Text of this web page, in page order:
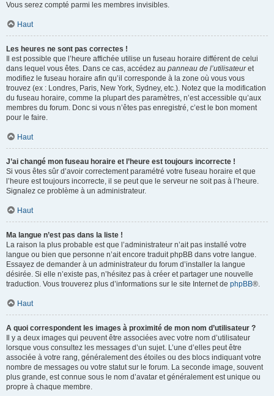
Vous serez compté parmi les membres invisibles.
Haut
Les heures ne sont pas correctes !
Il est possible que l’heure affichée utilise un fuseau horaire différent de celui
dans lequel vous êtes. Dans ce cas, accédez au panneau de l’utilisateuret
modifiez le fuseau horaire afin qu’il corresponde à la zone où vous vous
trouvez (ex : Londres, Paris, New York, Sydney, etc.). Notez que la modification
du fuseau horaire, comme la plupart des paramètres, n’est accessible qu’aux
membres du forum. Donc si vous n’êtes pas enregistré, c’est le bon moment
pour le faire.
Haut
J’ai changé mon fuseau horaire et l’heure est toujours incorrecte !
Si vous êtes sûr d’avoir correctement paramétré votre fuseau horaire et que
l’heure est toujours incorrecte, il se peut que le serveur ne soit pas à l’heure.
Signalez ce problème à un administrateur.
Haut
Ma langue n’est pas dans la liste !
La raison la plus probable est que l’administrateur n’ait pas installé votre
langue ou bien que personne n’ait encore traduit phpBB dans votre langue.
Essayez de demander à un administrateur du forum d’installer la langue
désirée. Si elle n’existe pas, n’hésitez pas à créer et partager une nouvelle
traduction. Vous trouverez plus d’informations sur le site Internet de phpBB®.
Haut
A quoi correspondent les images à proximité de mon nom d’utilisateur ?
Il y a deux images qui peuvent être associées avec votre nom d’utilisateur
lorsque vous consultez les messages d’un sujet. L’une d’elles peut être
associée à votre rang, généralement des étoiles ou des blocs indiquant votre
nombre de messages ou votre statut sur le forum. La seconde image, souvent
plus grande, est connue sous le nom d’avatar et généralement est unique ou
propre à chaque membre.